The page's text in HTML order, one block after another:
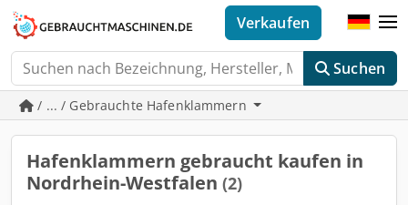
Suchen
Verkaufen
/ ... / Gebrauchte Hafenklammern
Hafenklammern gebraucht kaufen in
Nordrhein-Westfalen (2)